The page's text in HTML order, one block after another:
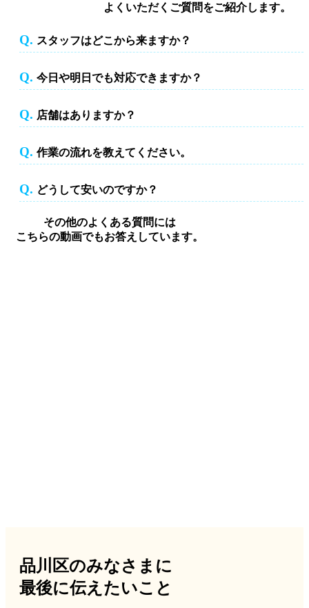
よくいただくご質問をご紹介します。
スタッフはどこから来ますか？
Q. スタッフはどこから来ますか？
今日や明日でも対応できますか？
Q. 今日や明日でも対応できますか？
店舗はありますか？
Q. 店舗はありますか？
作業の流れを教えてください。
Q. 作業の流れを教えてください。
どうして安いのですか？
Q. どうして安いのですか？
その他のよくある質問には
こちらの動画でもお答えしています。
品川区のみなさまに
最後に伝えたいこと